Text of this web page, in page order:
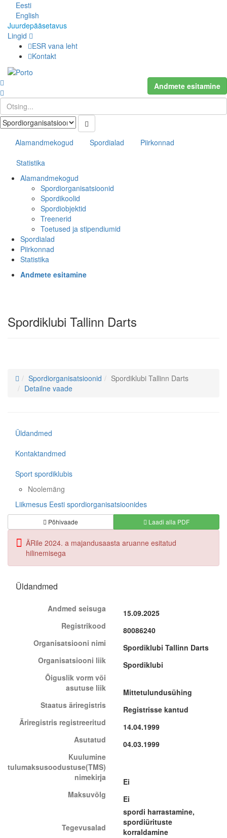
Eesti
English
Juurdepääsetavus
Lingid
ESR vana leht
Kontakt
Andmete esitamine
Alamandmekogud Spordialad
Piirkonnad
Statistika
Alamandmekogud
Spordiorganisatsioonid
Spordikoolid
Spordiobjektid
Treenerid
Toetused ja stipendiumid
Spordialad
Piirkonnad
Statistika
Andmete esitamine
Spordiklubi Tallinn Darts
Spordiorganisatsioonid
Spordiklubi Tallinn Darts
Detailne vaade
Üldandmed
Kontaktandmed
Sport spordiklubis
Noolemäng
Liikmesus Eesti spordiorganisatsioonides
Põhivaade Laadi alla PDF
ÄRile 2024. a majandusaasta aruanne esitatud
hilinemisega
Üldandmed
Andmed seisuga
15.09.2025
Registrikood
80086240
Organisatsiooni nimi
Spordiklubi Tallinn Darts
Organisatsiooni liik
Spordiklubi
Õiguslik vorm või
asutuse liik
Mittetulundusühing
Staatus äriregistris
Registrisse kantud
Äriregistris registreeritud
14.04.1999
Asutatud
04.03.1999
Kuulumine
tulumaksusoodustuse(TMS)
nimekirja
Ei
Maksuvõlg
Ei
Tegevusalad
spordi harrastamine,
spordiürituste
korraldamine